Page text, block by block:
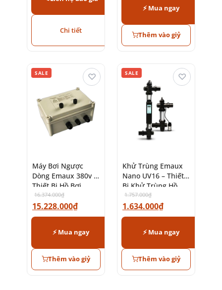
Chi tiết
⚡ Mua ngay
Thêm vào giỷ
SALE
Máy Bơi Ngược
Dòng Emaux 380v –
Thiết Bị Hồ Bơi
Chính Hãng
16.374.000₫
15.228.000₫
⚡ Mua ngay
Thêm vào giỷ
♡ SALE
Khử Trùng Emaux
Nano UV16 – Thiết
Bị Khử Trùng Hồ
Bơi Hiện Đại
1.757.000₫
1.634.000₫
⚡ Mua ngay
Thêm vào giỷ
♡